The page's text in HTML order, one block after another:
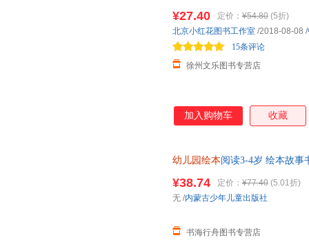
¥27.40 定价： ¥54.80 (5折)
徐州文乐图书专营店
15条评论
北京小红花图书工作室 /2018-08-08 /
加入购物车 收藏
幼儿园绘本阅读3-4岁 绘本故事
¥38.74 定价： ¥77.40 (5.01折)
书海行舟图书专营店
无 /内蒙古少年儿童出版社